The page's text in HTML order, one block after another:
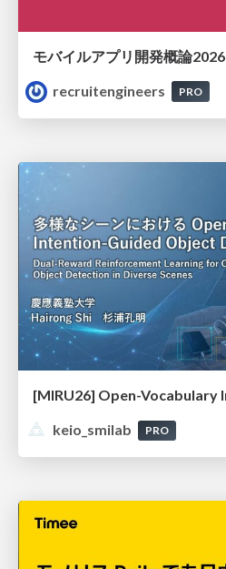
モバイルアプリ開発概論2026
recruitengineers
PRO
keio_smilab
PRO